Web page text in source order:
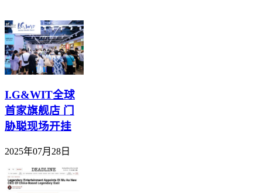
I.G&WIT全球
首家旗舰店 门
胁聪现场开挂
2025年07月28日